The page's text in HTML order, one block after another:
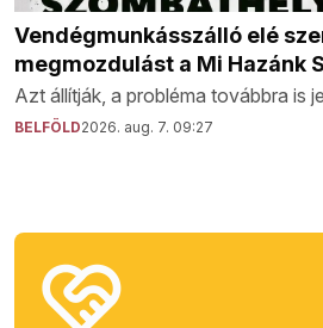
Vendégmunkásszálló elé
megmozdulást a Mi Hazánk
Azt állítják, a probléma továbbra is
BELFÖLD2026. aug. 7. 09:27